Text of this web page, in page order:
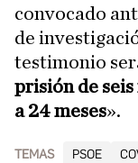
convocado
de
testimonio
prisión de seis
a 24 meses».
TEMAS PSOE